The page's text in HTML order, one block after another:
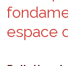
espace